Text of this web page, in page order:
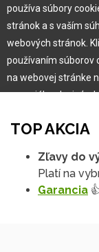
Pre
Garancia
Užívateľský
Reklamácia
TOP AKCIA
Zľavy do
Platí na
Garancia
používa súbory
stránok a s vaším
webových stránok.
používaním súborov
na webovej stránke
na sociálnych
Viac informácií
Na našich